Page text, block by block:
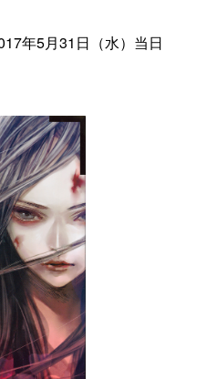
年5月31日（水）当日